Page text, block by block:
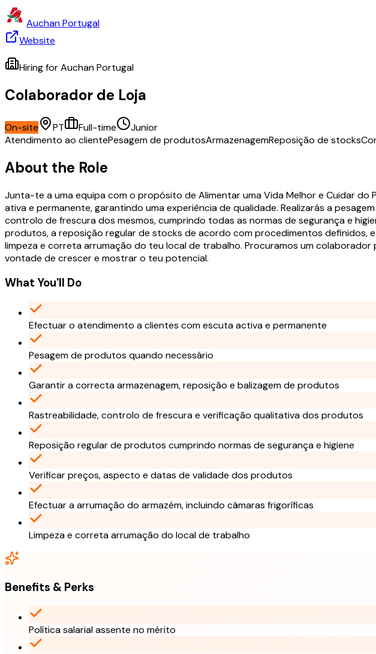
Auchan Portugal
Website
Hiring forAuchan Portugal
Colaborador de Loja
On-site PT Full-time
Junior
Atendimento ao clientePesagem de produtosArmazenagemReposição de stocks
About the Role
Junta-te a uma equipa com o propósito de Alimentar uma Vida Melhor e Cuidar
ativa e permanente, garantindo uma experiência de qualidade. Realizarás a
controlo de frescura dos mesmos, cumprindo todas as normas de segurança e
produtos, a reposição regular de stocks de acordo com procedimentos definidos,
limpeza e correta arrumação do teu local de trabalho. Procuramos um
vontade de crescer e mostrar o teu potencial.
What You'll Do
Efectuar o atendimento a clientes com escuta activa e permanente
Pesagem de produtos quando necessário
Garantir a correcta armazenagem, reposição e balizagem de produtos
Rastreabilidade, controlo de frescura e verificação qualitativa dos produtos
Reposição regular de produtos cumprindo normas de segurança e higiene
Verificar preços, aspecto e datas de validade dos produtos
Efectuar a arrumação do armazém, incluindo câmaras frigoríficas
Limpeza e correta arrumação do local de trabalho
Benefits & Perks
Política salarial assente no mérito